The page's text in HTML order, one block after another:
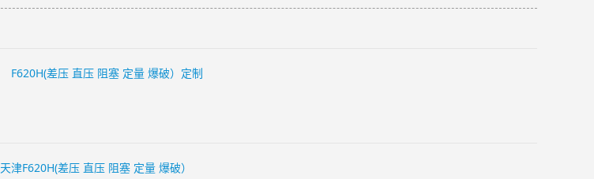
F620H(差压 直压 阻塞 定量 爆破）定制
天津F620H(差压 直压 阻塞 定量 爆破）